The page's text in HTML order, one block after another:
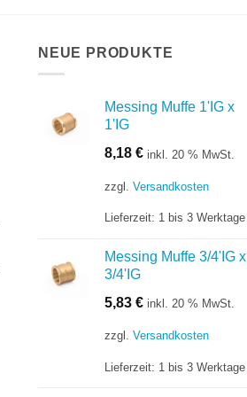
NEUE PRODUKTE
Messing Muffe 1'IG x
1'IG
8,18 € inkl. 20 % MwSt.
zzgl. Versandkosten
Lieferzeit: 1 bis 3 Werktage
Messing Muffe 3/4'IG x
3/4'IG
5,83 € inkl. 20 % MwSt.
zzgl. Versandkosten
Lieferzeit: 1 bis 3 Werktage